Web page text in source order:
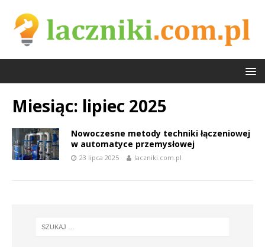
Miesiąc: lipiec 2025
Nowoczesne metody techniki łączeniowej
w automatyce przemysłowej
23 lipca 2025 laczniki.com.pl